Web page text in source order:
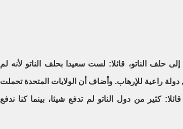
حلف الناتو، قائلا: لست سعيدا بحلف الناتو لأنه لم
راعية للإرهاب. وأضاف أن الولايات المتحدة تحملت
كثير من دول الناتو لم تدفع شيئا، بينما كنا ندفع